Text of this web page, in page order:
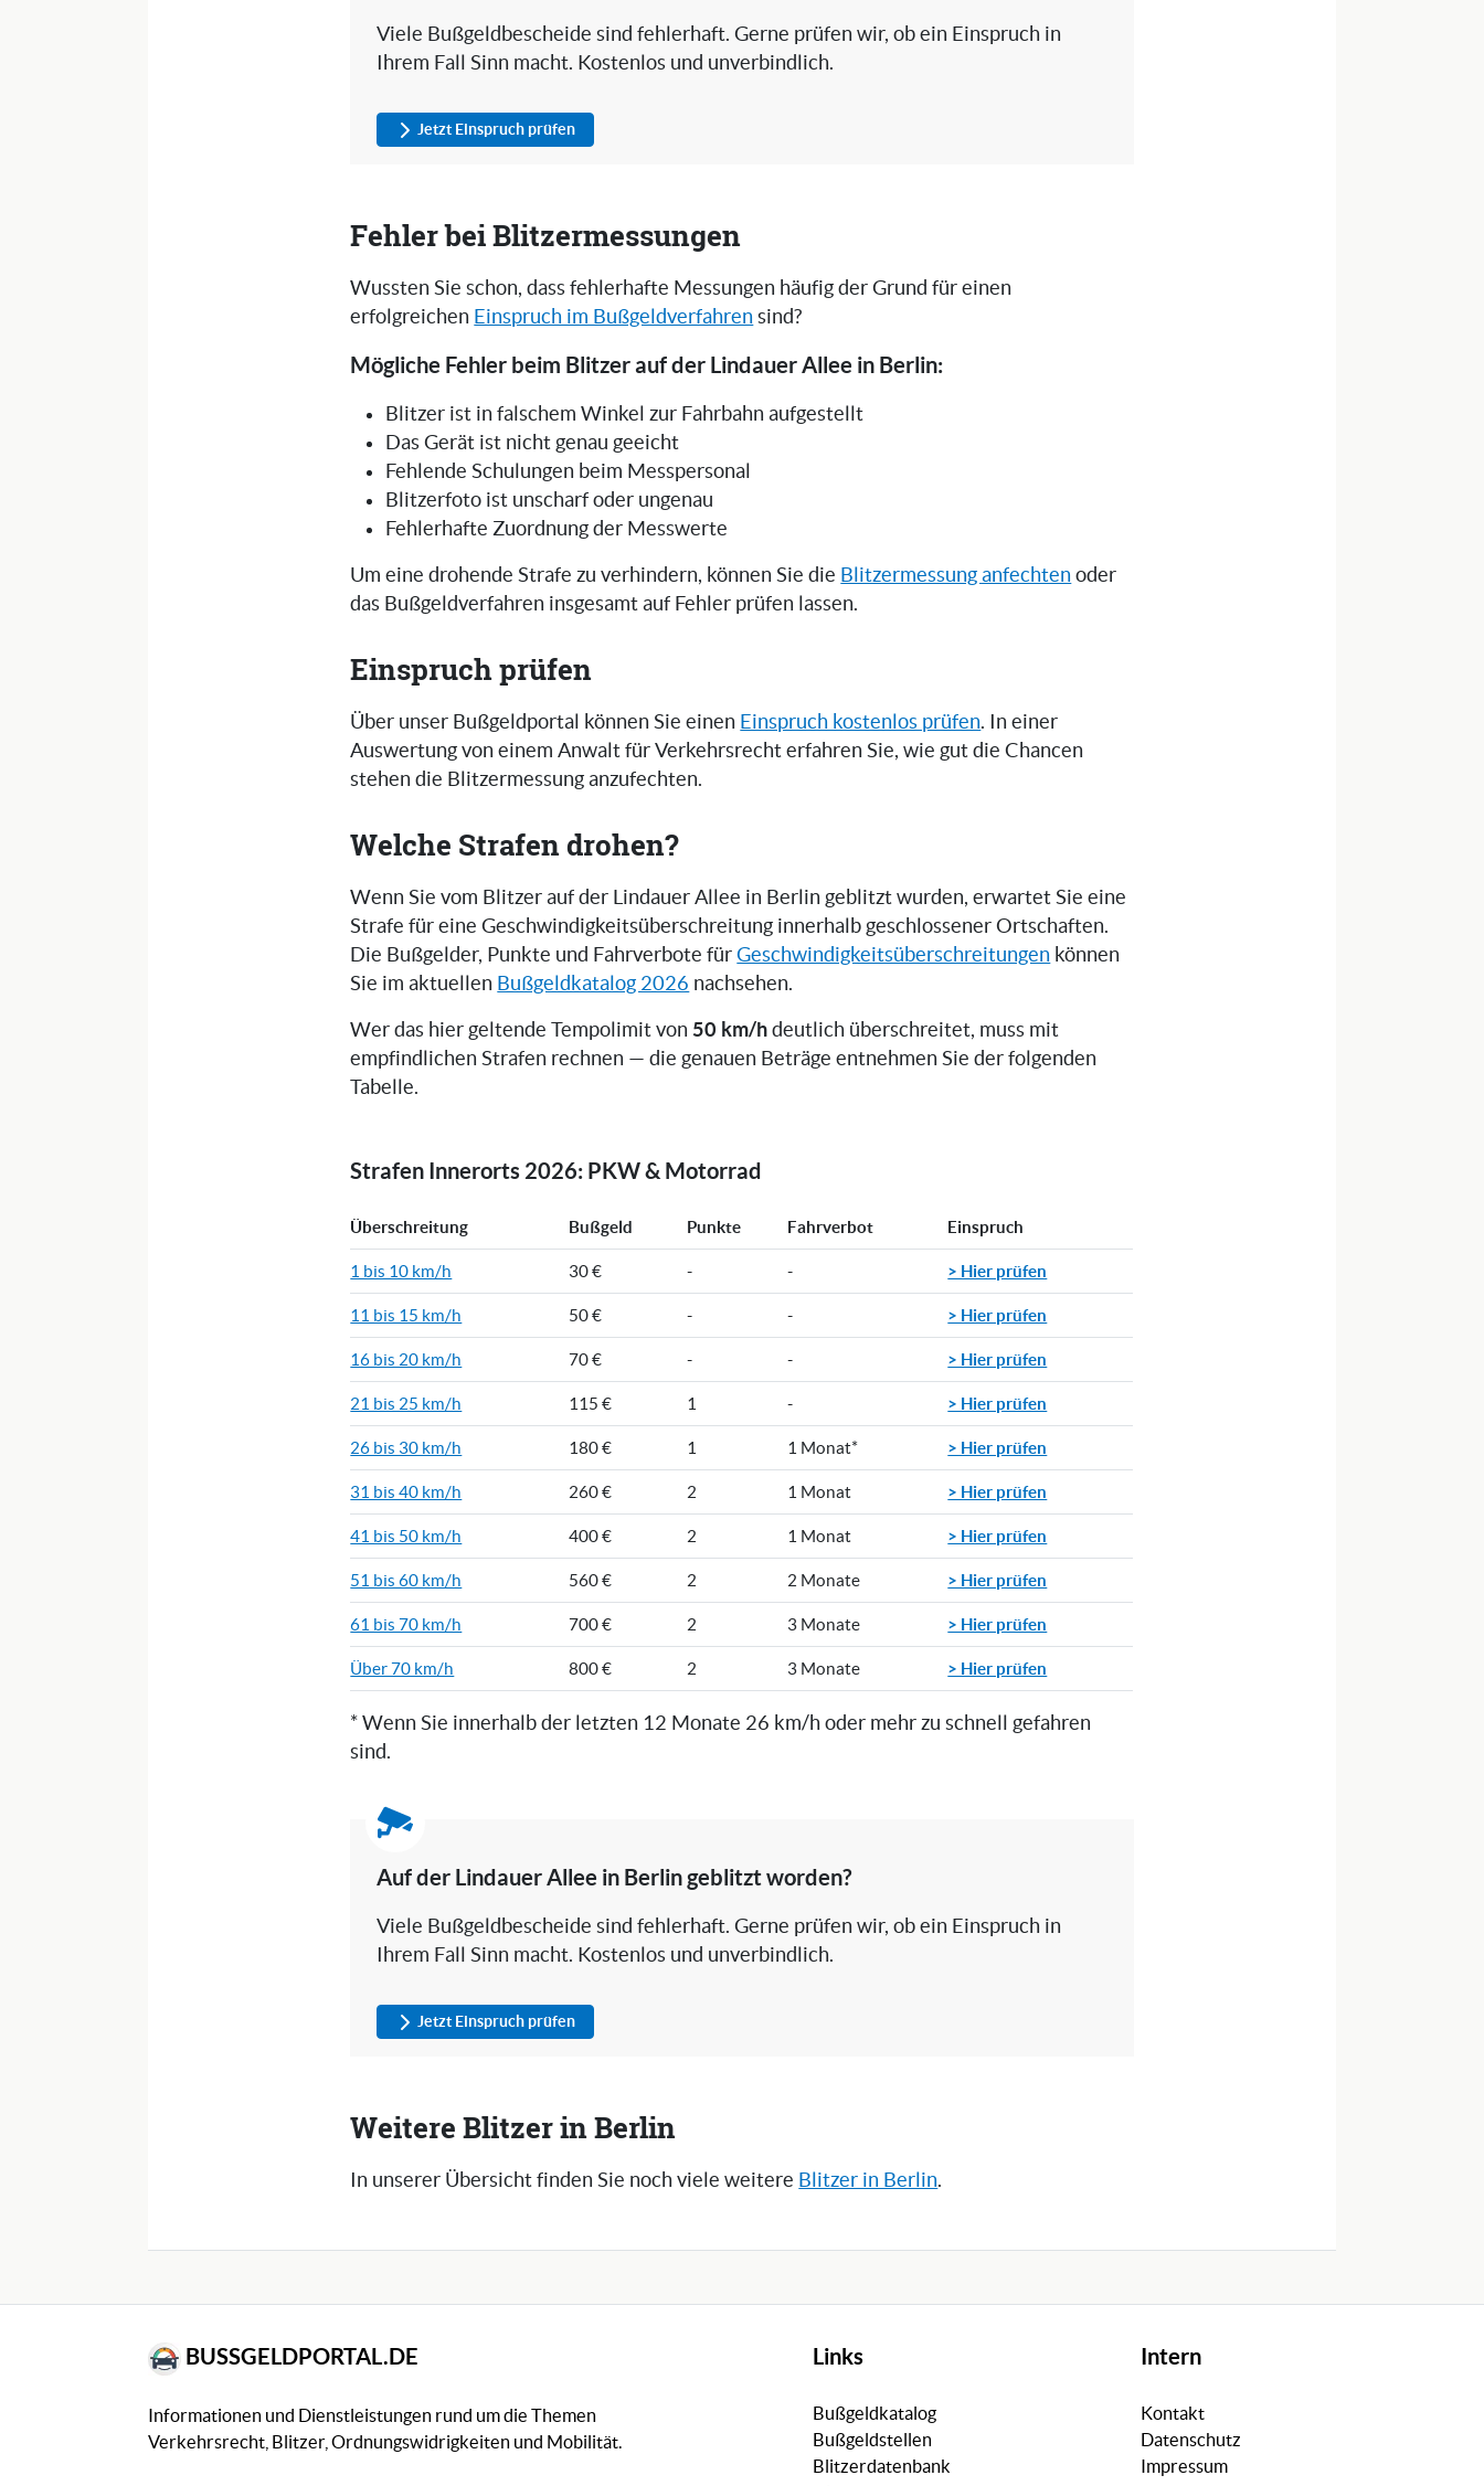
Viele Bußgeldbescheide sind fehlerhaft. Gerne prüfen wir, ob ein Einspruch in
Ihrem Fall Sinn macht. Kostenlos und unverbindlich.
Jetzt Einspruch prüfen
Fehler bei Blitzermessungen
Wussten Sie schon, dass fehlerhafte Messungen häufig der Grund für einen
erfolgreichen Einspruch im Bußgeldverfahren sind?
Mögliche Fehler beim Blitzer auf der Lindauer Allee in Berlin:
Blitzer ist in falschem Winkel zur Fahrbahn aufgestellt
Das Gerät ist nicht genau geeicht
Fehlende Schulungen beim Messpersonal
Blitzerfoto ist unscharf oder ungenau
Fehlerhafte Zuordnung der Messwerte
Um eine drohende Strafe zu verhindern, können Sie die Blitzermessung anfechten oder
das Bußgeldverfahren insgesamt auf Fehler prüfen lassen.
Einspruch prüfen
Über unser Bußgeldportal können Sie einen Einspruch kostenlos prüfen. In einer
Auswertung von einem Anwalt für Verkehrsrecht erfahren Sie, wie gut die Chancen
stehen die Blitzermessung anzufechten.
Welche Strafen drohen?
Wenn Sie vom Blitzer auf der Lindauer Allee in Berlin geblitzt wurden, erwartet Sie eine
Strafe für eine Geschwindigkeitsüberschreitung innerhalb geschlossener Ortschaften.
Die Bußgelder, Punkte und Fahrverbote fürGeschwindigkeitsüberschreitungen können
Sie im aktuellen Bußgeldkatalog 2026 nachsehen.
Wer das hier geltende Tempolimit von50 km/h deutlich überschreitet, muss mit
empfindlichen Strafen rechnen — die genauen Beträge entnehmen Sie der folgenden
Tabelle.
Strafen Innerorts 2026: PKW & Motorrad
Überschreitung Bußgeld Punkte Fahrverbot Einspruch
1 bis 10 km/h 30 € - - > Hier prüfen
11 bis 15 km/h 50 € - - > Hier prüfen
16 bis 20 km/h 70 € - - > Hier prüfen
21 bis 25 km/h 115 € 1 - > Hier prüfen
26 bis 30 km/h 180 € 1 1 Monat* > Hier prüfen
31 bis 40 km/h 260 € 2 1 Monat > Hier prüfen
41 bis 50 km/h 400 € 2 1 Monat > Hier prüfen
51 bis 60 km/h 560 € 2 2 Monate > Hier prüfen
61 bis 70 km/h 700 € 2 3 Monate > Hier prüfen
Über 70 km/h 800 € 2 3 Monate > Hier prüfen
* Wenn Sie innerhalb der letzten 12 Monate 26 km/h oder mehr zu schnell gefahren
sind.
Auf der Lindauer Allee in Berlin geblitzt worden?
Viele Bußgeldbescheide sind fehlerhaft. Gerne prüfen wir, ob ein Einspruch in
Ihrem Fall Sinn macht. Kostenlos und unverbindlich.
Jetzt Einspruch prüfen
Weitere Blitzer in Berlin
In unserer Übersicht finden Sie noch viele weitere Blitzer in Berlin.
BUSSGELDPORTAL.DE
Informationen und Dienstleistungen rund um die Themen
Verkehrsrecht, Blitzer, Ordnungswidrigkeiten und Mobilität.
Links
Bußgeldkatalog
Bußgeldstellen
Blitzerdatenbank
Intern
Kontakt
Datenschutz
Impressum